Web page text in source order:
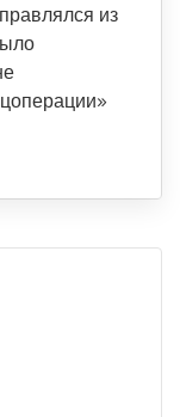
из